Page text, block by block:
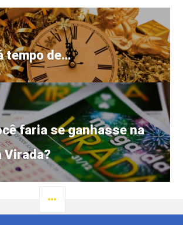
tempo de…
faria se ganhasse na
Virada?